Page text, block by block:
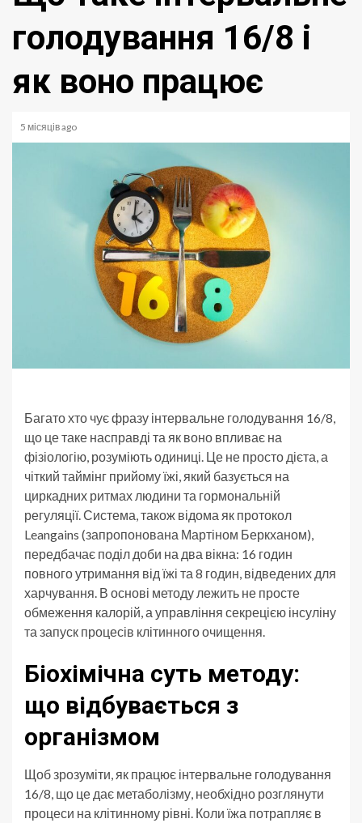
голодування 16/8 і
як воно працює
5 місяців ago
Багато хто чує фразу інтервальне голодування 16/8,
що це таке насправді та як воно впливає на
фізіологію, розуміють одиниці. Це не просто дієта, а
чіткий таймінг прийому їжі, який базується на
циркадних ритмах людини та гормональній
регуляції. Система, також відома як протокол
Leangains (запропонована Мартіном Беркханом),
передбачає поділ доби на два вікна: 16 годин
повного утримання від їжі та 8 годин, відведених для
харчування. В основі методу лежить не просте
обмеження калорій, а управління секрецією інсуліну
та запуск процесів клітинного очищення.
Біохімічна суть методу:
що відбувається з
організмом
Щоб зрозуміти, як працює інтервальне голодування
16/8, що це дає метаболізму, необхідно розглянути
процеси на клітинному рівні. Коли їжа потрапляє в